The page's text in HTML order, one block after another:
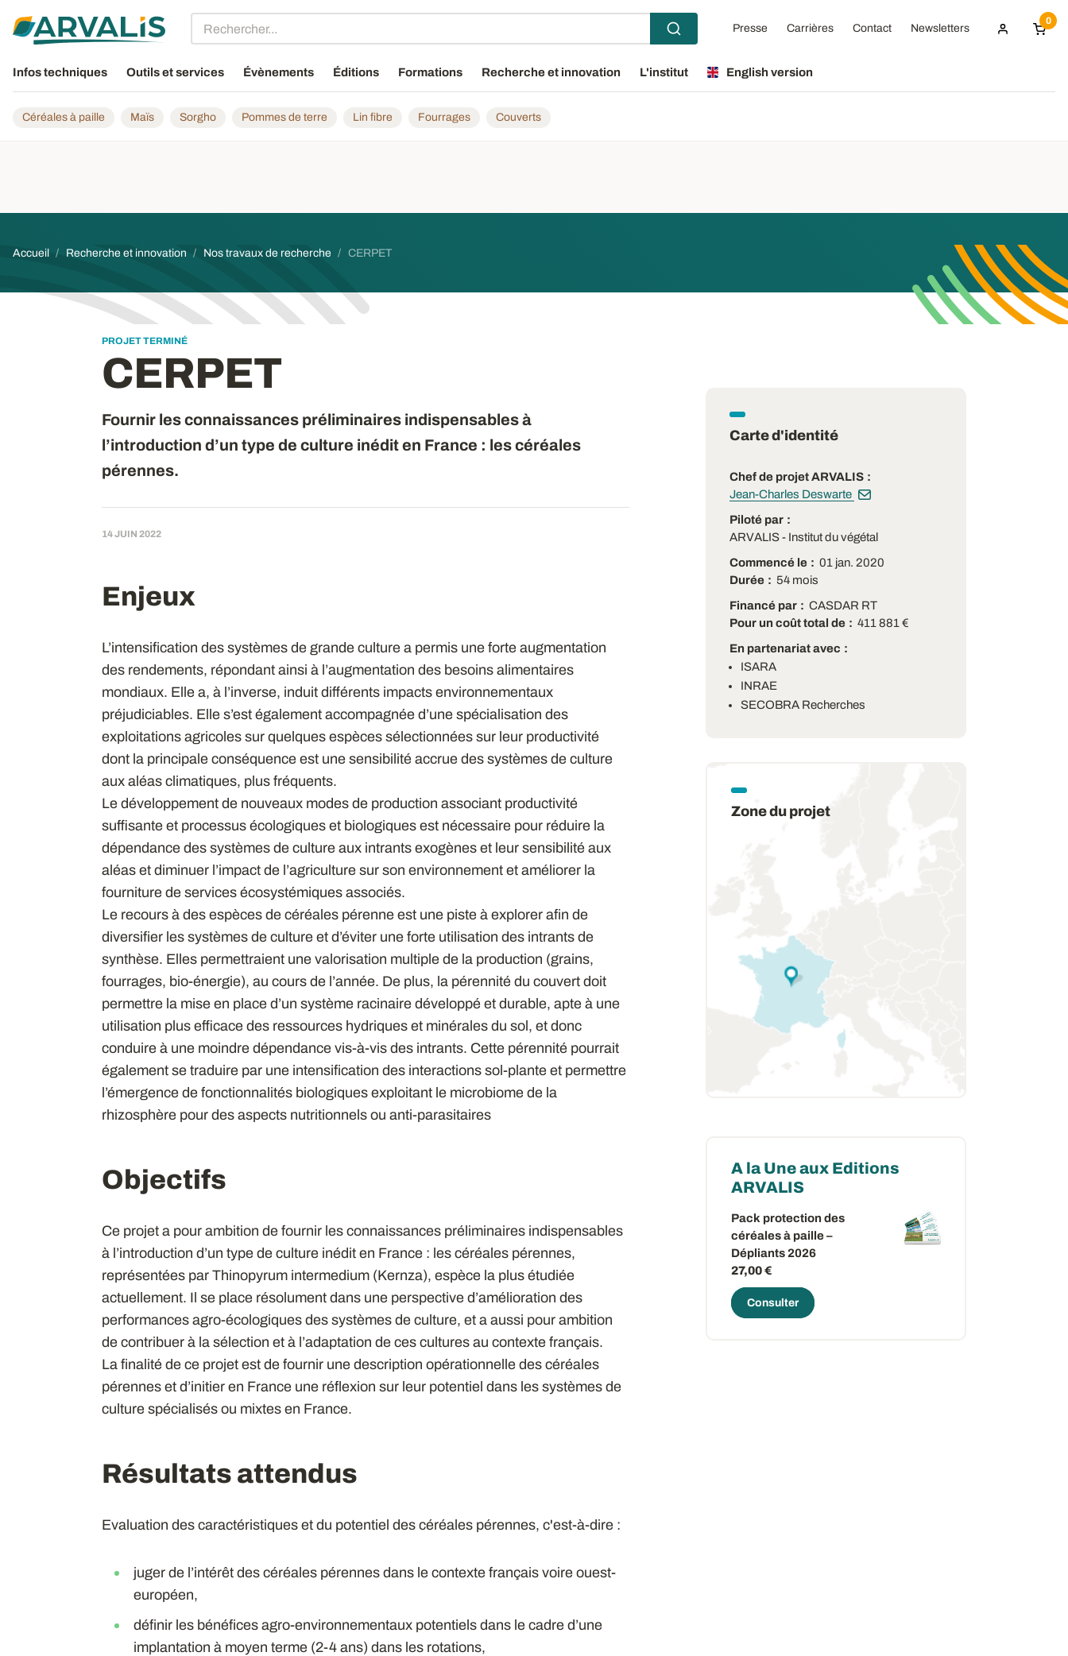
Presse Carrières Contact Newsletters
0
Infos techniques Outils et services Évènements Éditions Formations Recherche et innovation L'institut English version
Céréales à paille Maïs Sorgho Pommes de terre Lin fibre Fourrages Couverts
Fil d'Ariane
Accueil Recherche et innovation Nos travaux de recherche CERPET
PROJET TERMINÉ
CERPET
Fournir les connaissances préliminaires indispensables à
l’introduction d’un type de culture inédit en France : les céréales
pérennes.
14 JUIN 2022
Enjeux
L’intensification des systèmes de grande culture a permis une forte augmentation
des rendements, répondant ainsi à l’augmentation des besoins alimentaires
mondiaux. Elle a, à l’inverse, induit différents impacts environnementaux
préjudiciables. Elle s’est également accompagnée d’une spécialisation des
exploitations agricoles sur quelques espèces sélectionnées sur leur productivité
dont la principale conséquence est une sensibilité accrue des systèmes de culture
aux aléas climatiques, plus fréquents.
Le développement de nouveaux modes de production associant productivité
suffisante et processus écologiques et biologiques est nécessaire pour réduire la
dépendance des systèmes de culture aux intrants exogènes et leur sensibilité aux
aléas et diminuer l’impact de l’agriculture sur son environnement et améliorer la
fourniture de services écosystémiques associés.
Le recours à des espèces de céréales pérenne est une piste à explorer afin de
diversifier les systèmes de culture et d’éviter une forte utilisation des intrants de
synthèse. Elles permettraient une valorisation multiple de la production (grains,
fourrages, bio-énergie), au cours de l’année. De plus, la pérennité du couvert doit
permettre la mise en place d’un système racinaire développé et durable, apte à une
utilisation plus efficace des ressources hydriques et minérales du sol, et donc
conduire à une moindre dépendance vis-à-vis des intrants. Cette pérennité pourrait
également se traduire par une intensification des interactions sol-plante et permettre
l’émergence de fonctionnalités biologiques exploitant le microbiome de la
rhizosphère pour des aspects nutritionnels ou anti-parasitaires
Objectifs
Ce projet a pour ambition de fournir les connaissances préliminaires indispensables
à l’introduction d’un type de culture inédit en France : les céréales pérennes,
représentées par Thinopyrum intermedium (Kernza), espèce la plus étudiée
actuellement. Il se place résolument dans une perspective d’amélioration des
performances agro-écologiques des systèmes de culture, et a aussi pour ambition
de contribuer à la sélection et à l’adaptation de ces cultures au contexte français.
La finalité de ce projet est de fournir une description opérationnelle des céréales
pérennes et d’initier en France une réflexion sur leur potentiel dans les systèmes de
culture spécialisés ou mixtes en France.
Résultats attendus
Evaluation des caractéristiques et du potentiel des céréales pérennes, c'est-à-dire :
juger de l’intérêt des céréales pérennes dans le contexte français voire ouest-
européen,
définir les bénéfices agro-environnementaux potentiels dans le cadre d’une
implantation à moyen terme (2-4 ans) dans les rotations,
Carte d'identité
Chef de projet ARVALIS
Jean-Charles Deswarte
Piloté par
ARVALIS - Institut du végétal
Commencé le
01 jan. 2020
Durée
54 mois
Financé par
CASDAR RT
Pour un coût total de
411 881 €
En partenariat avec
ISARA
INRAE
SECOBRA Recherches
Zone du projet
A la Une aux Editions
ARVALIS
Pack protection des
céréales à paille –
Dépliants 2026
27,00 €
Consulter